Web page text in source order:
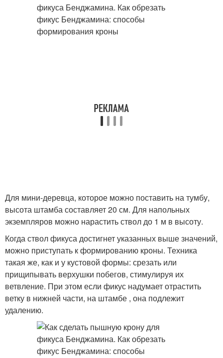
Для мини-деревца, которое можно поставить на тумбу,
высота штамба составляет 20 см. Для напольных
экземпляров можно нарастить ствол до 1 м в высоту.
Когда ствол фикуса достигнет указанных выше значений,
можно приступать к формированию кроны. Техника
такая же, как и у кустовой формы: срезать или
прищипывать верхушки побегов, стимулируя их
ветвление. При этом если фикус надумает отрастить
ветку в нижней части, на штамбе , она подлежит
удалению.